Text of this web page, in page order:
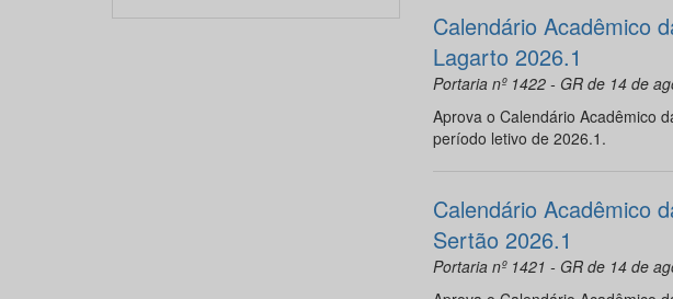
Calendário Acadêmico
Lagarto 2026.1
Portaria nº 1422 - GR de 14 de
Aprova o Calendário Acadêmico
período letivo de 2026.1.
Calendário Acadêmico
Sertão 2026.1
Portaria nº 1421 - GR de 14 de